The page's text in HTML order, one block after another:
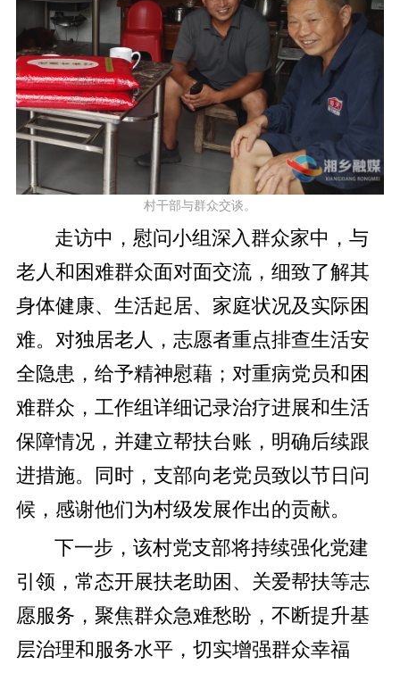
村干部与群众交谈。
走访中，慰问小组深入群众家中，与
老人和困难群众面对面交流，细致了解其
身体健康、生活起居、家庭状况及实际困
难。对独居老人，志愿者重点排查生活安
全隐患，给予精神慰藉；对重病党员和困
难群众，工作组详细记录治疗进展和生活
保障情况，并建立帮扶台账，明确后续跟
进措施。同时，支部向老党员致以节日问
候，感谢他们为村级发展作出的贡献。
下一步，该村党支部将持续强化党建
引领，常态开展扶老助困、关爱帮扶等志
愿服务，聚焦群众急难愁盼，不断提升基
层治理和服务水平，切实增强群众幸福